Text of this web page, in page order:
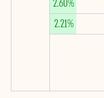
2.60%
2.21%